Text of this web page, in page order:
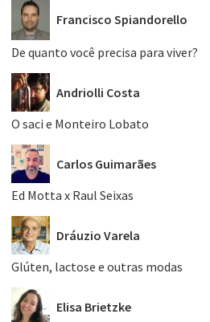
Francisco Spiandorello
De quanto você precisa para viver?
Andriolli Costa
O saci e Monteiro Lobato
Carlos Guimarães
Ed Motta x Raul Seixas
Dráuzio Varela
Glúten, lactose e outras modas
Elisa Brietzke